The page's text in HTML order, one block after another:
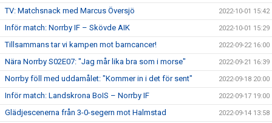
TV: Matchsnack med Marcus Översjö 2022-10-01 15:42
Inför match: Norrby IF – Skövde AIK 2022-10-01 15:29
Tillsammans tar vi kampen mot barncancer! 2022-09-22 16:00
Nära Norrby S02E07: "Jag mår lika bra som i morse" 2022-09-21 16:39
Norrby föll med uddamålet: "Kommer in i det för sent" 2022-09-18 20:00
Inför match: Landskrona BoIS – Norrby IF 2022-09-17 19:00
Glädjescenerna från 3-0-segern mot Halmstad 2022-09-14 13:58